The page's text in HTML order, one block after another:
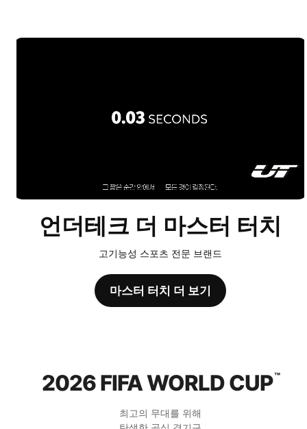
언더테크 더 마스터 터치
고기능성 스포츠 전문 브랜드
마스터 터치 더 보기
2026 FIFA WORLD CUP™
최고의 무대를 위해